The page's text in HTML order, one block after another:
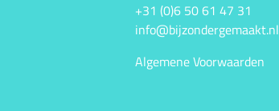
+31 (0)6 50 61 47 31
info@bijzondergemaakt.nl
Algemene Voorwaarden